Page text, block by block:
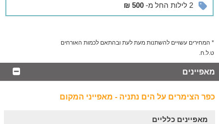
2 לילות החל מ-
500 ₪
* המחירים עשויים להשתנות מעת לעת ובהתאם לכמות האורחים
ט.ל.ח.
מאפיינים
כפר הצימרים על הים נתניה - מאפייני המקום
מאפיינים כלליים